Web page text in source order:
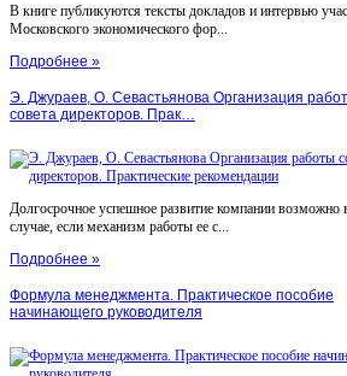
В книге публикуются тексты докладов и интервью
Московского экономического фор...
Подробнее »
Э. Джураев, О. Севастьянова Организация
совета директоров. Прак…
Долгосрочное успешное развитие компании возможно
случае, если механизм работы ее с...
Подробнее »
Формула менеджмента. Практическое пособие
начинающего руководителя